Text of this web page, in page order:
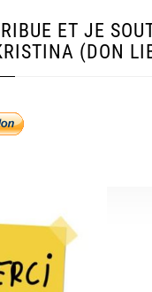
ET JE
(DON